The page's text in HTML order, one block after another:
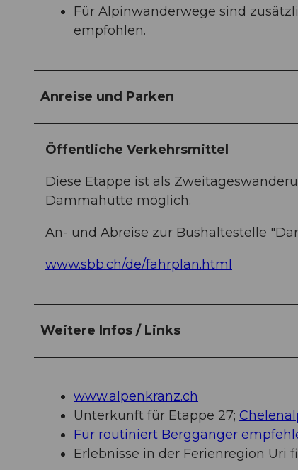
Für Alpinwanderwege sind
empfohlen.
Anreise und Parken
Öffentliche Verkehrsmittel
Diese Etappe ist als
Dammahütte möglich.
An- und Abreise zur Bushaltestelle
www.sbb.ch/de/fahrplan.html
Weitere Infos / Links
www.alpenkranz.ch
Unterkunft für Etappe 27;
Für routiniert Berggänger
Erlebnisse in der Ferienregion Uri